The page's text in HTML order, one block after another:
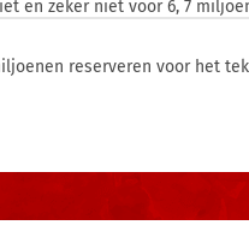
en zeker niet voor 6, 7
reserveren voor het